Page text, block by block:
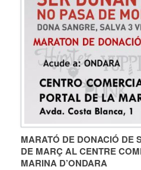
MARATÓ DE DONACIÓ DE
DE MARÇ AL CENTRE
MARINA D’ONDARA